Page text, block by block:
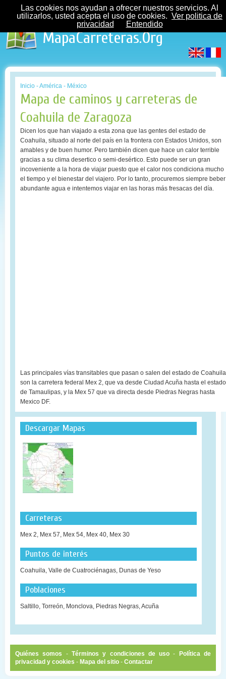
MapaCarreteras.Org
Inicio -América - México
Mapa de caminos y carreteras de
Coahuila de Zaragoza
Dicen los que han viajado a esta zona que las gentes del estado de
Coahuila, situado al norte del país en la frontera con Estados Unidos, son
amables y de buen humor. Pero también dicen que hace un calor terrible
gracias a su clima desertico o semi-desértico. Esto puede ser un gran
incoveniente a la hora de viajar puesto que el calor nos condiciona mucho
el tiempo y el bienestar del viajero. Por lo tanto, procuremos siempre beber
abundante agua e intentemos viajar en las horas más fresacas del día.
Las principales vías transitables que pasan o salen del estado de Coahuila
son la carretera federal Mex 2, que va desde Ciudad Acuña hasta el estado
de Tamaulipas, y la Mex 57 que va directa desde Piedras Negras hasta
Mexico DF.
Descargar Mapas
Carreteras
Mex 2, Mex 57, Mex 54, Mex 40, Mex 30
Puntos de interés
Coahuila, Valle de Cuatrociénagas, Dunas de Yeso
Poblaciones
Saltillo, Torreón, Monclova, Piedras Negras, Acuña
Quiénes somos - Términos y condiciones de uso -
Política de
privacidad y cookies - Mapa del sitio - Contactar
Las cookies nos ayudan a ofrecer nuestros servicios. Al
utilizarlos, usted acepta el uso de cookies. Ver politica de
privacidad
Entendido